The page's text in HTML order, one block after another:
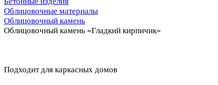
Облицовочные материалы
Облицовочный камень
Облицовочный камень «Гладкий кирпичик»
Подходит для каркасных домов